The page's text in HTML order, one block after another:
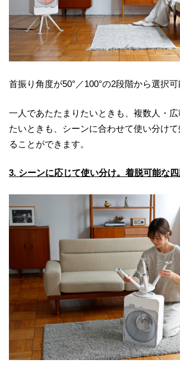
首振り角度が50°／100°の2段階から選択可
一人であたたまりたいときも、複数人・
たいときも、シーンに合わせて使い分け
ることができます。
3. シーンに応じて使い分け。着脱可能な